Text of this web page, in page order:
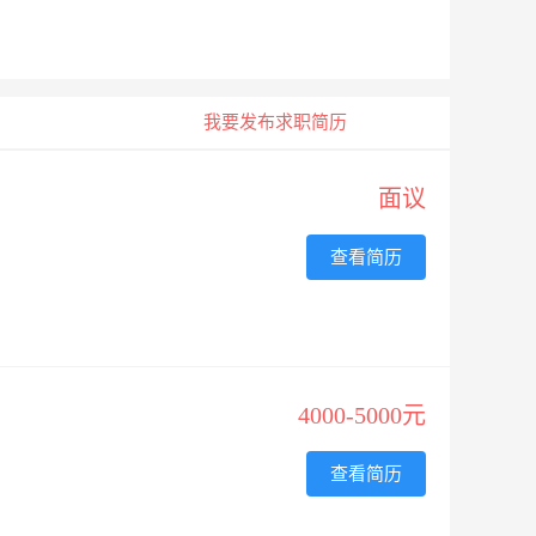
我要发布求职简历
面议
查看简历
4000-5000元
查看简历